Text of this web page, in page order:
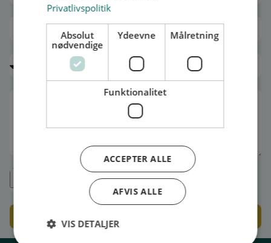
Privatlivspolitik
Absolut
nødvendige
Ydeevne Målretning
Funktionalitet
ACCEPTER ALLE
AFVIS ALLE
VIS DETALJER